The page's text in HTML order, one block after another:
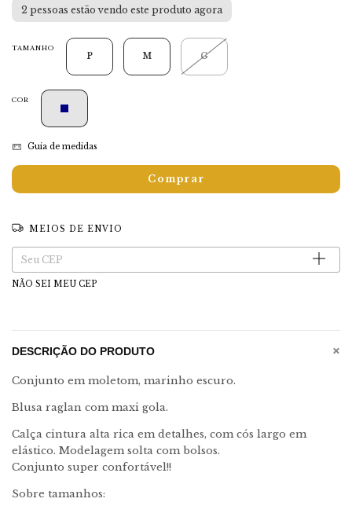
1pessoas estão vendo este produto agora
TAMANHO
P M G
COR
Guia de medidas
MEIOS DE ENVIO
Entregas para o CEP: Alterar CEP
NÃO SEI MEU CEP
DESCRIÇÃO DO PRODUTO +
Conjunto em moletom, marinho escuro.
Blusa raglan com maxi gola.
Calça cintura alta rica em detalhes, com cós largo em
elástico. Modelagem solta com bolsos.
Conjunto super confortável!!
Sobre tamanhos: